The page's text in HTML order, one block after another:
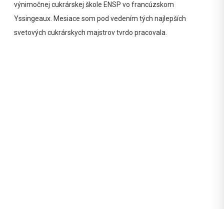
výnimočnej cukrárskej škole ENSP vo francúzskom
Yssingeaux. Mesiace som pod vedením tých najlepších
svetových cukrárskych majstrov tvrdo pracovala.